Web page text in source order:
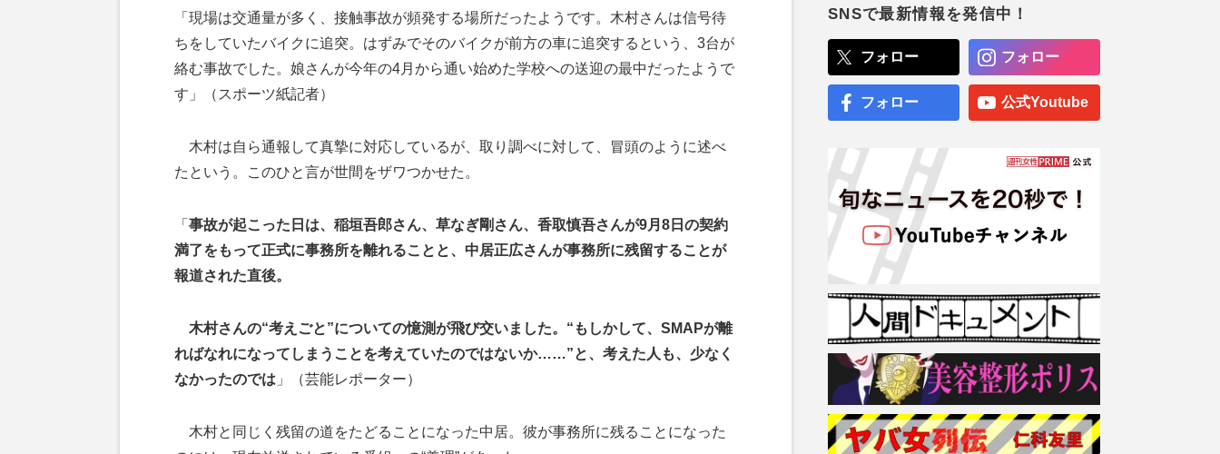
「現場は交通量が多く、接触事故が頻発する場所だったようです。木村さんは信号待
ちをしていたバイクに追突。はずみでそのバイクが前方の車に追突するという、3台が
絡む事故でした。娘さんが今年の4月から通い始めた学校への送迎の最中だったようで
す」（スポーツ紙記者）
木村は自ら通報して真摯に対応しているが、取り調べに対して、冒頭のように述べ
たという。このひと言が世間をザワつかせた。
「 事故が起こった日は、稲垣吾郎さん、草なぎ剛さん、香取慎吾さんが9月8日の契約
満了をもって正式に事務所を離れることと、中居正広さんが事務所に残留することが
報道された直後。
木村さんの“考えごと”についての憶測が飛び交いました。“もしかして、SMAPが離
ればなれになってしまうことを考えていたのではないか……”と、考えた人も、少なく
なかったのでは 」（芸能レポーター）
木村と同じく残留の道をたどることになった中居。彼が事務所に残ることになった
SNSで最新情報を発信中！
フォロー フォロー
フォロー 公式Youtube